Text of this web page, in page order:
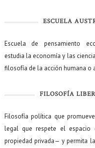
ESCUELA
Escuela de pensamiento
estudia la economía y las
filosofía de la acción humana o
FILOSOFÍA
Filosofía política que
legal que respete el espacio
propiedad privada— y permita